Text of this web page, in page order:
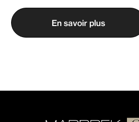
En savoir plus